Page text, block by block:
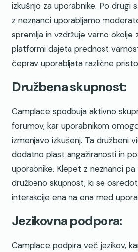
izkušnjo za uporabnike. Po drugi
z neznanci uporabljamo
spremlja in vzdržuje varno okolje
platformi dajeta prednost
čeprav uporabljata različne
Družbena skupnost:
Camplace spodbuja aktivno
forumov, kar uporabnikom
izmenjavo izkušenj. Ta družbeni
dodatno plast angažiranosti in
uporabnike. Klepet z neznanci
družbeno skupnost, ki se
interakcije ena na ena med
Jezikovna podpora:
Camplace podpira več jezikov,